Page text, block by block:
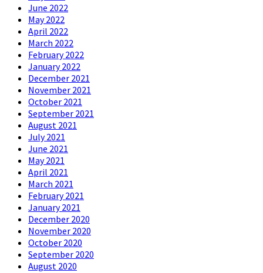
June 2022
May 2022
April 2022
March 2022
February 2022
January 2022
December 2021
November 2021
October 2021
September 2021
August 2021
July 2021
June 2021
May 2021
April 2021
March 2021
February 2021
January 2021
December 2020
November 2020
October 2020
September 2020
August 2020